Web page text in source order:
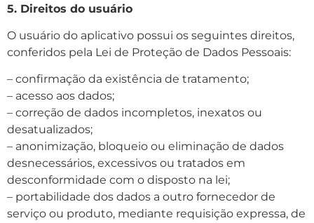
5. Direitos do usuário
O usuário do aplicativo possui os seguintes direitos,
conferidos pela Lei de Proteção de Dados Pessoais:
– confirmação da existência de tratamento;
– acesso aos dados;
– correção de dados incompletos, inexatos ou
desatualizados;
– anonimização, bloqueio ou eliminação de dados
desnecessários, excessivos ou tratados em
desconformidade com o disposto na lei;
– portabilidade dos dados a outro fornecedor de
serviço ou produto, mediante requisição expressa, de